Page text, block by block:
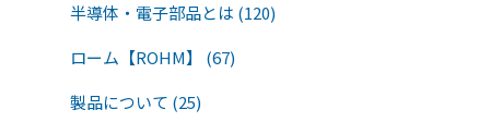
半導体・電子部品とは (120)
ローム【ROHM】 (67)
製品について (25)